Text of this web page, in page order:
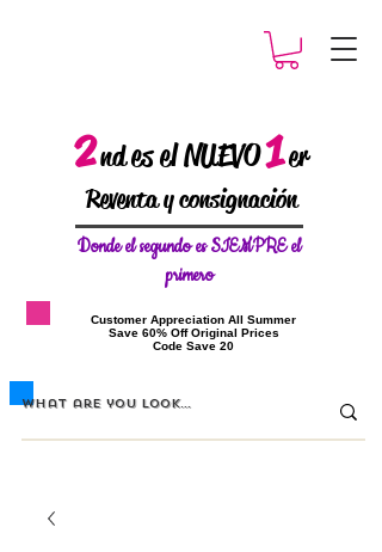
2ndes el NUEVO1er
Reventa y consignación
Donde elsegundo es SIEMPRE el
primero
​Customer Appreciation All Summer
​Save 60% Off Original Prices
​Code Save 20